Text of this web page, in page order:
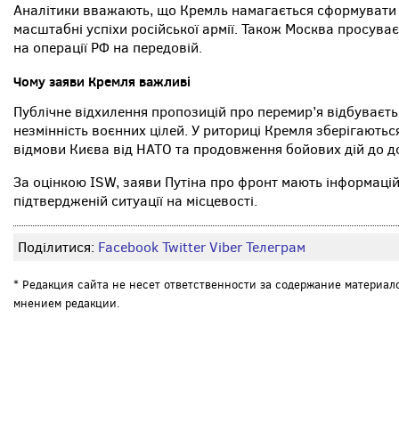
Аналітики вважають, що Кремль намагається
масштабні успіхи російської армії. Також Москва
на операції РФ на передовій.
Чому заяви Кремля важливі
Публічне відхилення пропозицій про перемир’я
незмінність воєнних цілей. У риториці Кремля
відмови Києва від НАТО та продовження бойових дій до
За оцінкою ISW, заяви Путіна про фронт мають
підтвердженій ситуації на місцевості.
Поділитися: FacebookTwitterViberТелеграм
* Редакция сайта не несет ответственности за содержание
мнением редакции.